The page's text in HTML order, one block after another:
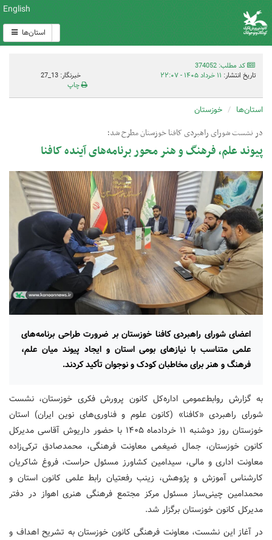
English
استان‌ها
کد مطلب: 374052
تاریخ انتشار: ۱۱ خرداد ۱۴۰۵ - ۲۲:۰۷
خبرنگار: 13_27
چاپ
استان‌ها خوزستان
در نشست شورای راهبردی کافنا خوزستان مطرح شد؛
پیوند علم، فرهنگ و هنر محور برنامه‌های آینده کافنا
اعضای شورای راهبردی کافنا خوزستان بر ضرورت طراحی برنامه‌های
علمی متناسب با نیازهای بومی استان و ایجاد پیوند میان علم،
فرهنگ و هنر برای مخاطبان کودک و نوجوان تأکید کردند.
به گزارش روابط‌عمومی اداره‌کل کانون پرورش فکری خوزستان، نشست
شورای راهبردی «کافنا» (کانون علوم و فناوری‌های نوین ایران) استان
خوزستان روز دوشنبه ۱۱ خردادماه ۱۴۰۵ با حضور داریوش آقاسی مدیرکل
کانون خوزستان، جمال ضیغمی معاونت فرهنگی، محمدصادق ترکی‌زاده
معاونت اداری و مالی، سیدامین کشاورز مسئول حراست، فروغ شاکریان
کارشناس آموزش و پژوهش، زینب رفعتیان رابط علمی کانون استان و
محمدامین چینی‌ساز مسئول مرکز مجتمع فرهنگی هنری اهواز در دفتر
مدیرکل کانون خوزستان برگزار شد.
در آغاز این نشست، معاونت فرهنگی کانون خوزستان به تشریح اهداف و